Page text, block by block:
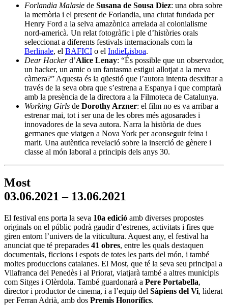
Forlandia Malasie de Susana de Sousa Diez: una obra sobre
la memòria i el present de Forlandia, una ciutat fundada per
Henry Ford a la selva amazònica arrelada al colonialisme
nord-americà. Un relat fotogràfic i ple d’històries orals
seleccionat a diferents festivals internacionals com la
Berlinale, el BAFICI o el IndieLisboa.
Dear Hackerd’Alice Lenay: “És possible que un observador,
un hacker, un amic o un fantasma estigui allotjat a la meva
càmera?” Aquesta és la qüestió que l’autora intenta desxifrar a
través de la seva obra que s’estrena a Espanya i que comptarà
amb la presència de la directora a la Filmoteca de Catalunya.
Working Girls de Dorothy Arzner: el film no es va arribar a
estrenar mai, tot i ser una de les obres més agosarades i
innovadores de la seva autora. Narra la història de dues
germanes que viatgen a Nova York per aconseguir feina i
marit. Una autèntica revelació sobre la inserció de gènere i
classe al món laboral a principis dels anys 30.
Most
03.06.2021 – 13.06.2021
El festival ens porta la seva 10a edició amb diverses propostes
originals on el públic podrà gaudir d’estrenes, activitats i fires que
giren entorn l’univers de la viticultura. Aquest any, el festival ha
anunciat que té preparades 41 obres, entre les quals destaquen
documentals, ficcions i espots de totes les parts del món, i també
moltes produccions catalanes. El Most, que té la seva seu principal a
Vilafranca del Penedès i al Priorat, viatjarà també a altres municipis
com Sitges i Olèrdola. També guardonarà a Pere Portabella,
director i productor de cinema, i a l’equip del Sàpiens del Vi, liderat
per Ferran Adrià, amb dos Premis Honorífics.